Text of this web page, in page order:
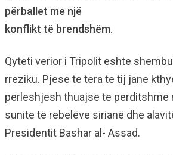
përballet me një
konflikt të brendshëm.
Qyteti verior i Tripolit eshte
rreziku. Pjese te tera te tij jane
perleshjesh thuajse te perditshme
sunite të rebelëve sirianë dhe
Presidentit Bashar al- Assad.